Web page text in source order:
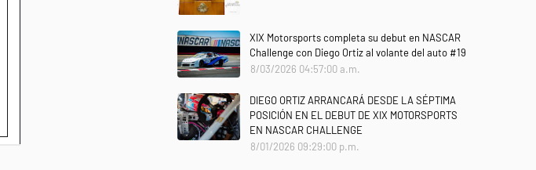
XIX Motorsports completa su debut en NASCAR
Challenge con Diego Ortiz al volante del auto #19
8/03/2026 04:57:00 a.m.
DIEGO ORTIZ ARRANCARÁ DESDE LA SÉPTIMA
POSICIÓN EN EL DEBUT DE XIX MOTORSPORTS
EN NASCAR CHALLENGE
8/01/2026 09:29:00 p.m.